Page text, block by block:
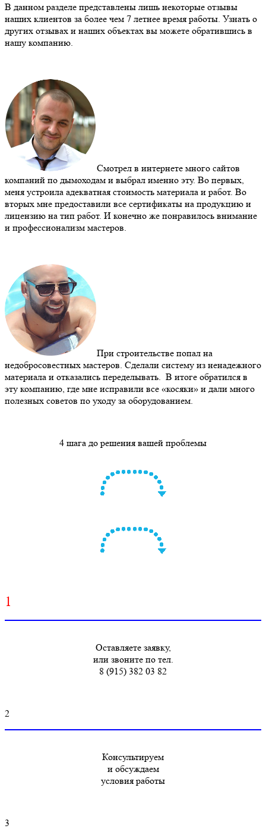
В данном разделе представлены лишь некоторые отзывы
наших клиентов за более чем 7 летнее время работы. Узнать о
других отзывах и наших объектах вы можете обратившись в
нашу компанию.
Смотрел в интернете много сайтов
компаний по дымоходам и выбрал именно эту. Во первых,
меня устроила адекватная стоимость материала и работ. Во
вторых мне предоставили все сертификаты на продукцию и
лицензию на тип работ. И конечно же понравилось внимание
и профессионализм мастеров.
При строительстве попал на
недобросовестных мастеров. Сделали систему из ненадежного
материала и отказались переделывать. В итоге обратился в
эту компанию, где мне исправили все «косяки» и дали много
полезных советов по уходу за оборудованием.
4 шага до решения вашей проблемы
1
Оставляете заявку,
или звоните по тел.
8 (915) 382 03 82
2
Консультируем
и обсуждаем
условия работы
3